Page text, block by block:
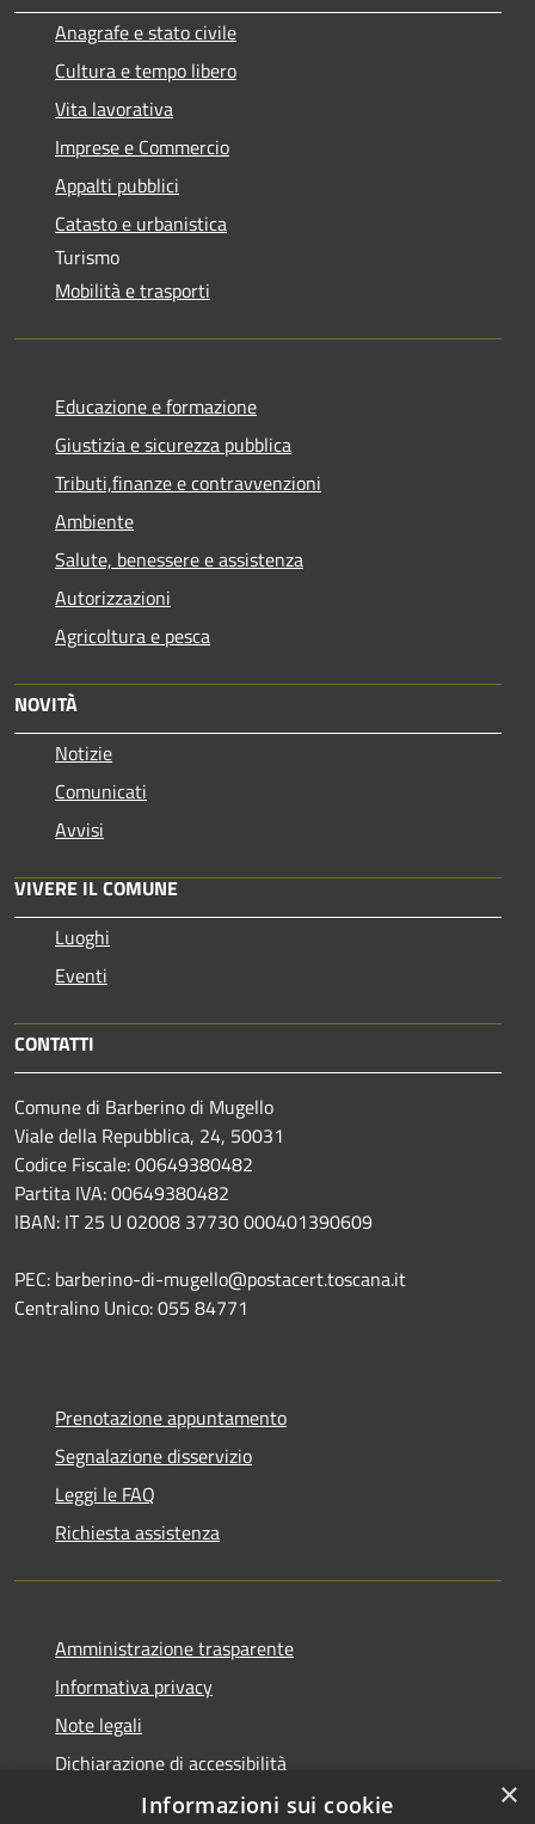
Anagrafe e stato civile
Cultura e tempo libero
Vita lavorativa
Imprese e Commercio
Appalti pubblici
Catasto e urbanistica
Turismo
Mobilità e trasporti
Educazione e formazione
Giustizia e sicurezza pubblica
Tributi,finanze e contravvenzioni
Ambiente
Salute, benessere e assistenza
Autorizzazioni
Agricoltura e pesca
NOVITÀ
Notizie
Comunicati
Avvisi
VIVERE IL COMUNE
Luoghi
Eventi
CONTATTI
Comune di Barberino di Mugello
Viale della Repubblica, 24, 50031
Codice Fiscale: 00649380482
Partita IVA: 00649380482
IBAN: IT 25 U 02008 37730 000401390609
PEC: barberino-di-mugello@postacert.toscana.it
Centralino Unico: 055 84771
Prenotazione appuntamento
Segnalazione disservizio
Leggi le FAQ
Richiesta assistenza
Amministrazione trasparente
Informativa privacy
Note legali
Dichiarazione di accessibilità
×
Informazioni sui cookie